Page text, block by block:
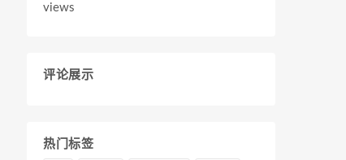
views
评论展示
热门标签